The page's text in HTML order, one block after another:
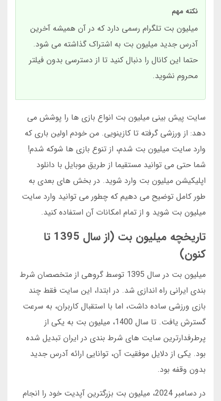
نکته مهم
میلیون بت تلگرام رسمی دارد که در آن همیشه آخرین
آدرس جدید میلیون بت به اشتراک گذاشته می شود.
حتما این کانال را دنبال کنید تا از دسترسی بدون فیلتر
محروم نشوید.
سایت پیش بینی میلیون بت انواع بازی ها را پوشش می
دهد: از ورزشی گرفته تا کازینویی. من خودم اولین باری که
وارد سایت میلیون بت شدم، از تنوع بازی ها شوکه شدم!
شما حتی می توانید مستقیما از طریق موبایل با دانلود
اپلیکیشن میلیون بت وارد شوید. در بخش های بعدی به
طور کامل توضیح می دهیم که چطور می توانید وارد سایت
میلیون بت شوید و از تمام امکانات آن استفاده کنید.
تاریخچه میلیون بت (از سال 1395 تا
کنون)
میلیون بت در سال 1395 توسط گروهی از متخصصان شرط
بندی ایرانی راه اندازی شد. در ابتدا، این سایت فقط چند
بازی ورزشی ساده داشت، اما با استقبال کاربران، به سرعت
گسترش یافت. تا سال 1400، میلیون بت به یکی از
پرطرفدارترین سایت های شرط بندی در ایران تبدیل شده
بود. یکی از دلایل موفقیت آن، توانایی ارائه آدرس جدید
بدون وقفه بود.
در دسامبر 2024، میلیون بت بزرگترین آپدیت خود را انجام